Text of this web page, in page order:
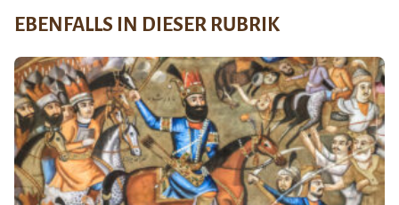
EBENFALLS IN DIESER RUBRIK